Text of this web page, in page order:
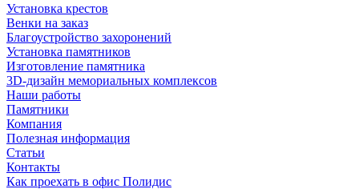
Установка крестов
Венки на заказ
Благоустройство захоронений
Установка памятников
Изготовление памятника
3D-дизайн мемориальных комплексов
Наши работы
Памятники
Компания
Полезная информация
Статьи
Контакты
Как проехать в офис Полидис